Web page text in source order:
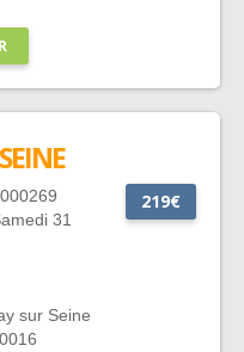
219€
31
sur Seine